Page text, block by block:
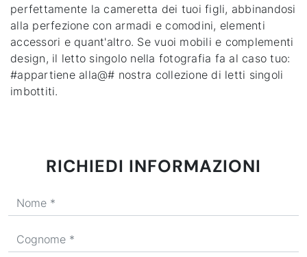
perfettamente la cameretta dei tuoi figli, abbinandosi
alla perfezione con armadi e comodini, elementi
accessori e quant'altro. Se vuoi mobili e complementi
design, il letto singolo nella fotografia fa al caso tuo:
#appartiene alla@# nostra collezione di letti singoli
imbottiti.
RICHIEDI INFORMAZIONI